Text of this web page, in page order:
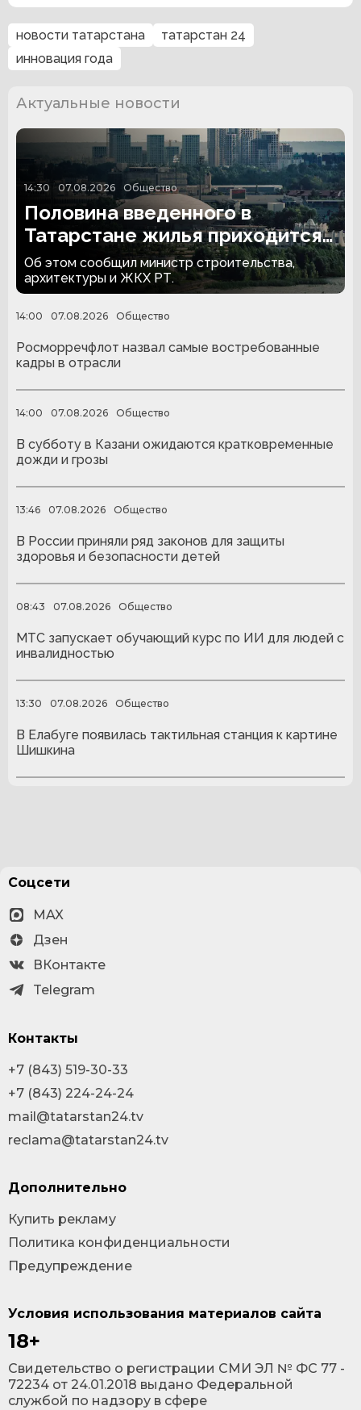
новости татарстана
татарстан 24
инновация года
Актуальные новости
14:30 07.08.2026 Общество
Половина введенного в
Татарстане жилья приходится
на Казань
Об этом сообщил министр строительства,
архитектуры и ЖКХ РТ.
14:00 07.08.2026 Общество
Росморречфлот назвал самые востребованные
кадры в отрасли
14:00 07.08.2026 Общество
В субботу в Казани ожидаются кратковременные
дожди и грозы
13:46 07.08.2026 Общество
В России приняли ряд законов для защиты
здоровья и безопасности детей
08:43 07.08.2026 Общество
МТС запускает обучающий курс по ИИ для людей с
инвалидностью
13:30 07.08.2026 Общество
В Елабуге появилась тактильная станция к картине
Шишкина
Условия использования материалов сайта
18+
Cвидетельство о регистрации СМИ ЭЛ № ФС 77 -
72234 от 24.01.2018 выдано Федеральной
службой по надзору в сфере
Соцсети
MAX
Дзен
ВКонтакте
Telegram
Контакты
+7 (843) 519-30-33
+7 (843) 224-24-24
mail@tatarstan24.tv
reclama@tatarstan24.tv
Дополнительно
Купить рекламу
Политика конфиденциальности
Предупреждение